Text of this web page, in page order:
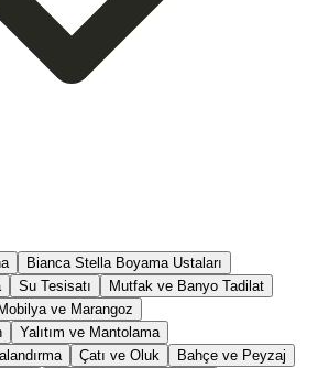
Bianca Stella Boyama Ustaları
Su Tesisatı
Mutfak ve Banyo Tadilat
Mobilya ve Marangoz
Yalıtım ve Mantolama
Çatı ve Oluk
Bahçe ve Peyzaj